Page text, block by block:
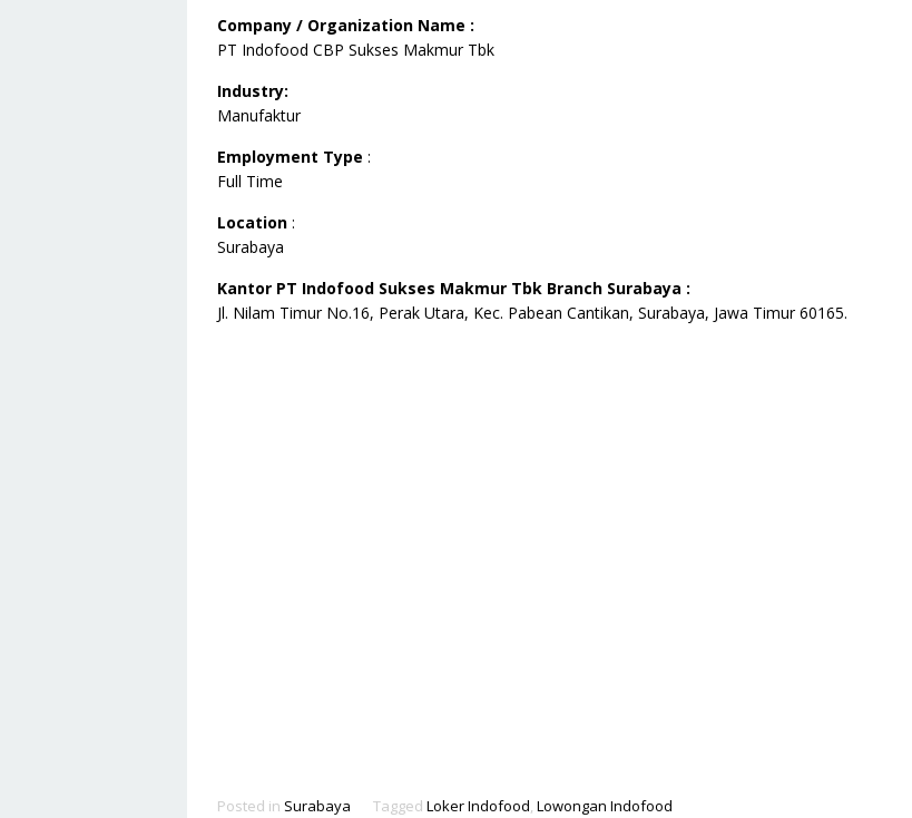
Company / Organization Name :
PT Indofood CBP Sukses Makmur Tbk
Industry:
Manufaktur
Employment Type :
Full Time
Location:
Surabaya
Kantor PT Indofood Sukses Makmur Tbk Branch Surabaya :
Jl. Nilam Timur No.16, Perak Utara, Kec. Pabean Cantikan, Surabaya, Jawa Timur 60165.
Posted in Surabaya Tagged Loker Indofood Lowongan Indofood